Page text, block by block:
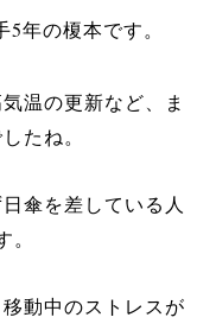
年の榎本です。
温の更新など、ま
たね。
傘を差している人
動中のストレスが